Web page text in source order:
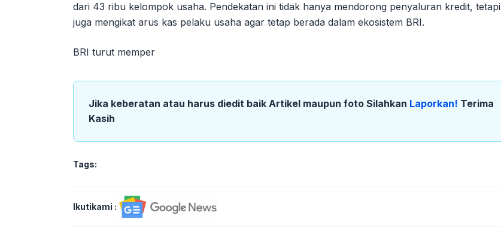
dari 43 ribu kelompok usaha. Pendekatan ini tidak hanya mendorong penyaluran kredit, tetapi
juga mengikat arus kas pelaku usaha agar tetap berada dalam ekosistem BRI.
BRI turut memper
Jika keberatan atau harus diedit baik Artikel maupun foto Silahkan Laporkan! Terima
Kasih
Tags:
Ikutikami :